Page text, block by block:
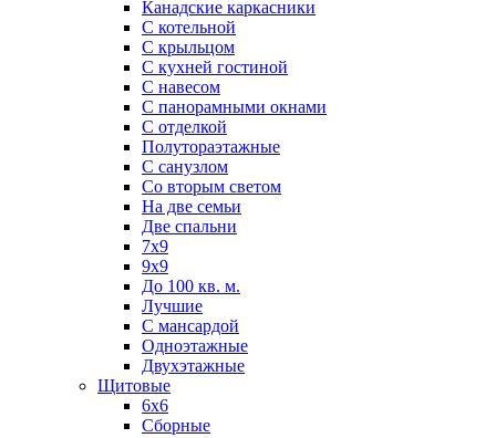
Канадские каркасники
С котельной
С крыльцом
С кухней гостиной
С навесом
С панорамными окнами
С отделкой
Полутораэтажные
С санузлом
Со вторым светом
На две семьи
Две спальни
7х9
9х9
До 100 кв. м.
Лучшие
С мансардой
Одноэтажные
Двухэтажные
Щитовые
6х6
Сборные